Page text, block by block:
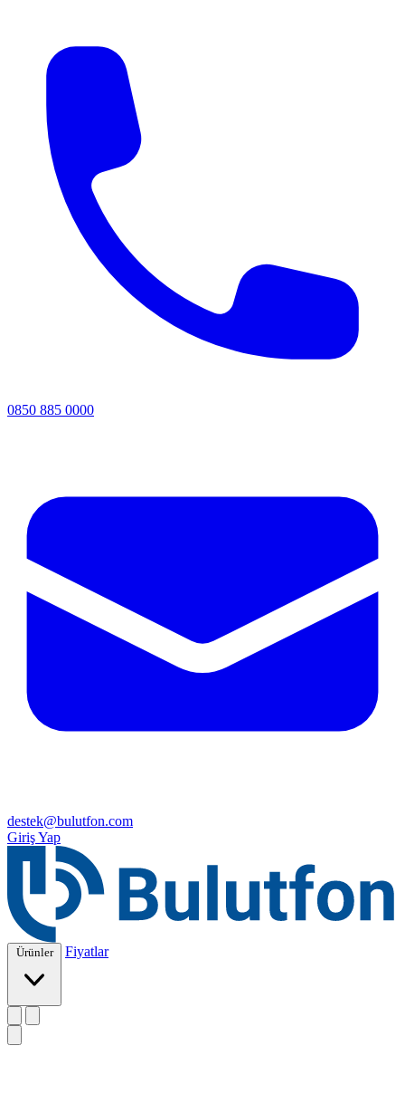
0850 885 0000
destek@bulutfon.com
Giriş Yap
Ürünler Fiyatlar